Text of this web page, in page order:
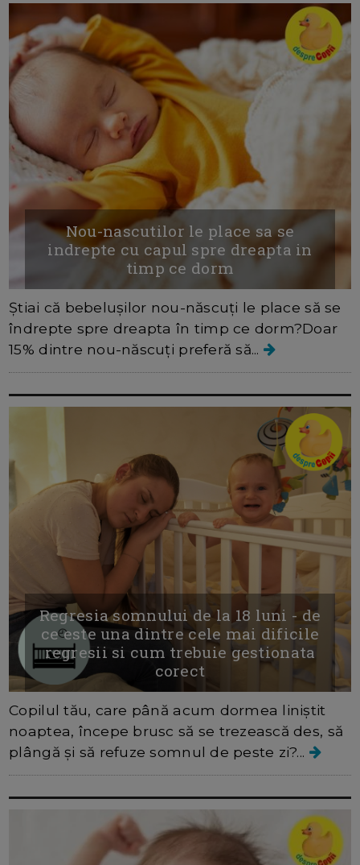
Nou-nascutilor le place sa se
indrepte cu capul spre dreapta in
timp ce dorm
Știai că bebelușilor nou-născuți le place să se
îndrepte spre dreapta în timp ce dorm?Doar
15% dintre nou-născuți preferă să...
Regresia somnului de la 18 luni - de
ce este una dintre cele mai dificile
regresii si cum trebuie gestionata
corect
Copilul tău, care până acum dormea liniștit
noaptea, începe brusc să se trezească des, să
plângă și să refuze somnul de peste zi?...